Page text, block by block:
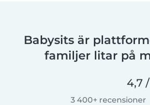
Babysits är
familjer litar på
4,7
3 400+ recensioner